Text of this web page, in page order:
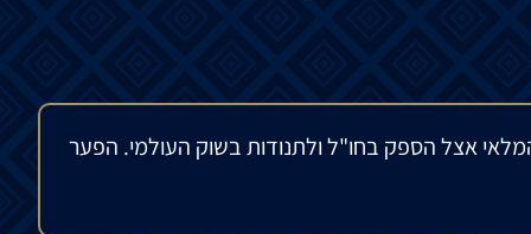
אצל הספק בחו"ל ולתנודות בשוק העולמי. הפער